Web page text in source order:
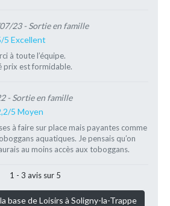
23- Sortie en famille
5 Excellent
à toute l’équipe.
prix est formidable.
- Sortie en famille
5 Moyen
à faire sur place mais payantes comme
aquatiques. Je pensais qu’on
au moins accès aux toboggans.
1 - 3 avis sur 5
base de Loisirs à Soligny-la-Trappe